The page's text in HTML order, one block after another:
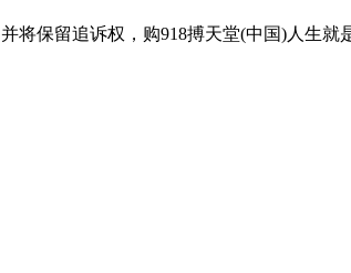
保留追诉权，购918搏天堂(中国)人生就